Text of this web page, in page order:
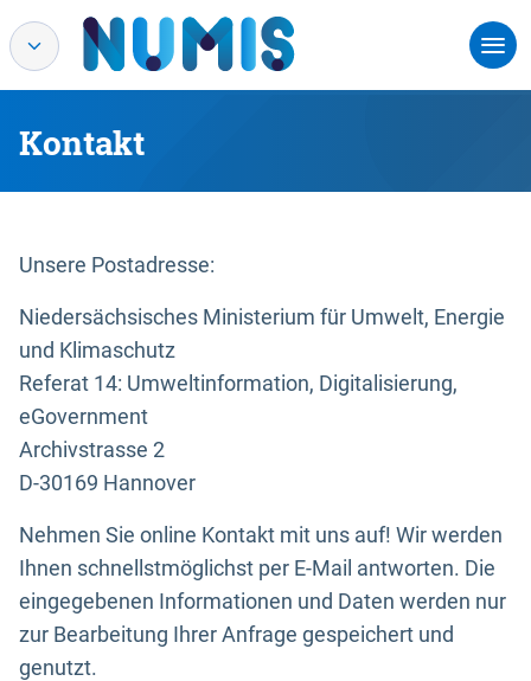
Kontakt
Unsere Postadresse:
Niedersächsisches Ministerium für Umwelt, Energie
und Klimaschutz
Referat 14: Umweltinformation, Digitalisierung,
eGovernment
Archivstrasse 2
D-30169 Hannover
Nehmen Sie online Kontakt mit uns auf! Wir werden
Ihnen schnellstmöglichst per E-Mail antworten. Die
eingegebenen Informationen und Daten werden nur
zur Bearbeitung Ihrer Anfrage gespeichert und
genutzt.